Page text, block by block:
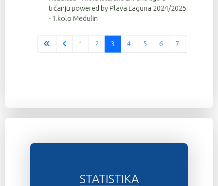
trčanju powered by Plava Laguna 2024/2025
- 1.kolo Medulin
Stranica 3 od 37
1 2 3 4 5 6 7
STATISTIKA